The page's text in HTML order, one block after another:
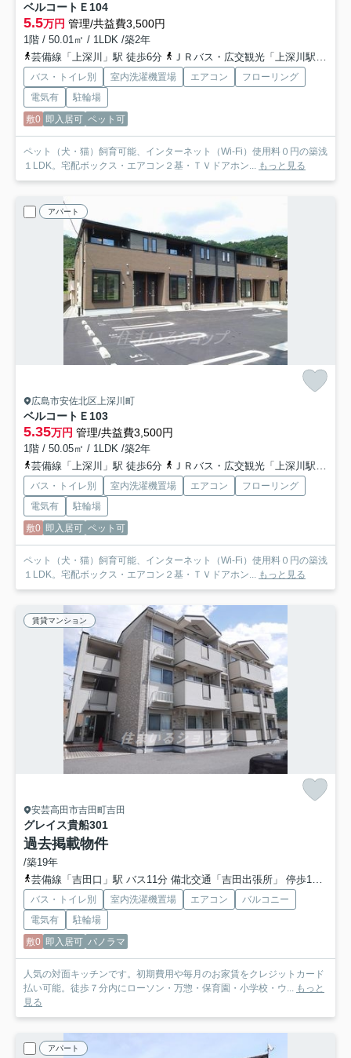
ベルコートＥ104
5.5万円 管理/共益費3,500円
1階 / 50.01㎡ / 1LDK /築2年
芸備線「上深川」駅 徒歩6分
ＪＲバス・広交観光「上深川駅前バス停」バス停下車 徒歩6分
バス・トイレ別 室内洗濯機置場 エアコン
フローリング
電気有
駐輪場
敷0 即入居可 ペット可
ペット（犬・猫）飼育可能、インターネット（Wi-Fi）使用料０円の築浅
１LDK。宅配ボックス・エアコン２基・ＴＶドアホン... もっと見る
アパート
広島市安佐北区上深川町
ベルコートＥ103
5.35万円 管理/共益費3,500円
1階 / 50.05㎡ / 1LDK /築2年
芸備線「上深川」駅 徒歩6分
ＪＲバス・広交観光「上深川駅前バス停」バス停下車 徒歩6分
バス・トイレ別 室内洗濯機置場 エアコン
フローリング
電気有
駐輪場
敷0 即入居可 ペット可
ペット（犬・猫）飼育可能、インターネット（Wi-Fi）使用料０円の築浅
１LDK。宅配ボックス・エアコン２基・ＴＶドアホン... もっと見る
賃貸マンション
安芸高田市吉田町吉田
グレイス貴船301
過去掲載物件
/築19年
芸備線「吉田口」駅 バス11分 備北交通「吉田出張所」 停歩1分
バス・トイレ別 室内洗濯機置場 エアコン
バルコニー
電気有
駐輪場
敷0 即入居可 パノラマ
人気の対面キッチンです。初期費用や毎月のお家賃をクレジットカード
払い可能。徒歩７分内にローソン・万惣・保育園・小学校・ウ... もっと
見る
アパート